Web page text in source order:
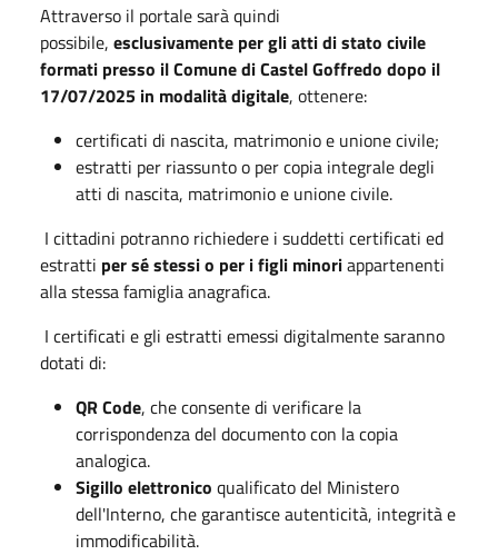
Attraverso il portale sarà quindi
possibile, esclusivamente per gli atti di stato civile
formati presso il Comune di Castel Goffredo dopo il
17/07/2025 in modalità digitale, ottenere:
certificati di nascita, matrimonio e unione civile;
estratti per riassunto o per copia integrale degli
atti di nascita, matrimonio e unione civile.
I cittadini potranno richiedere i suddetti certificati ed
estratti per sé stessi o per i figli minoriappartenenti
alla stessa famiglia anagrafica. ​
I certificati e gli estratti emessi digitalmente saranno
dotati di:
QR Code, che consente di verificare la
corrispondenza del documento con la copia
analogica. ​
Sigillo elettronico qualificato del Ministero
dell'Interno, che garantisce autenticità, integrità e
immodificabilità. ​